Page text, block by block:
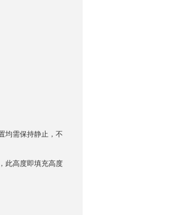
均需保持静止，不
此高度即填充高度